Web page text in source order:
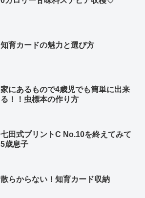
知育カードの魅力と選び方
家にあるもので4歳児でも簡単に出来
る！！虫標本の作り方
七田式プリントC No.10を終えてみて
5歳息子
散らからない！知育カード収納